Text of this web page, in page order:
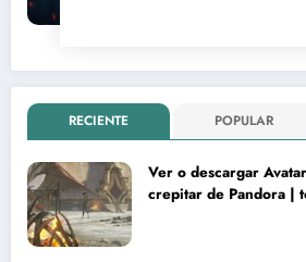
RECIENTE POPULAR
Ver o descargar
crepitar de Pandora |